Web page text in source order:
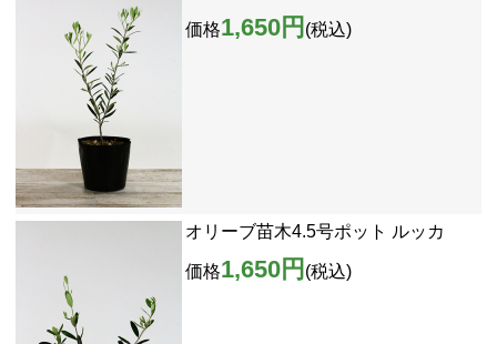
価格1,650円 (税込)
オリーブ苗木4.5号ポット ルッカ
価格1,650円 (税込)